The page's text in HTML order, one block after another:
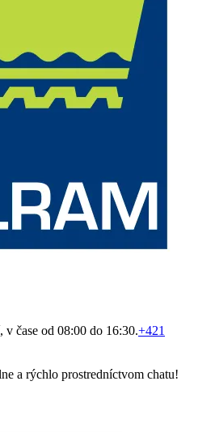
v čase od 08:00 do 16:30.+421
a rýchlo prostredníctvom chatu!